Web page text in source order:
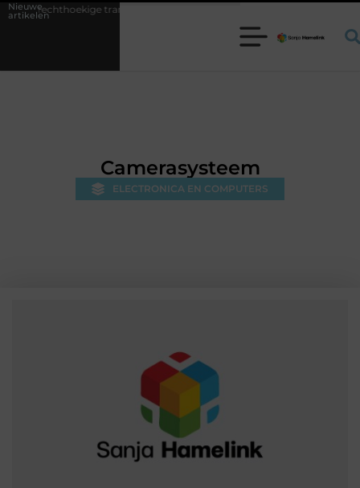
Nieuwe
artikelen
trampoline kiezen voor jouw tuin
Camerasysteem
ELECTRONICA EN COMPUTERS